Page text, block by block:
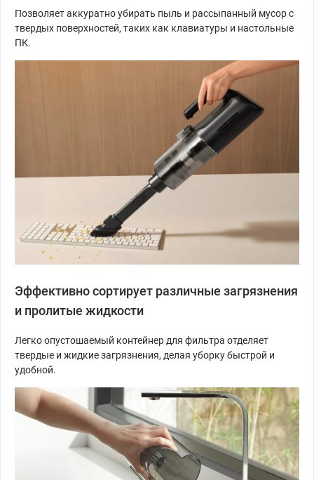
Позволяет аккуратно убирать пыль и рассыпанный мусор с
твердых поверхностей, таких как клавиатуры и настольные
ПК.
Эффективно сортирует различные загрязнения
и пролитые жидкости
Легко опустошаемый контейнер для фильтра отделяет
твердые и жидкие загрязнения, делая уборку быстрой и
удобной.